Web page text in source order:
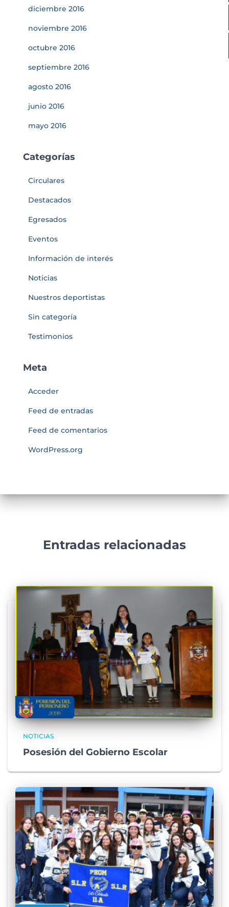
diciembre 2016
noviembre 2016
octubre 2016
septiembre 2016
agosto 2016
junio 2016
mayo 2016
Categorías
Circulares
Destacados
Egresados
Eventos
Información de interés
Noticias
Nuestros deportistas
Sin categoría
Testimonios
Meta
Acceder
Feed de entradas
Feed de comentarios
WordPress.org
Entradas relacionadas
NOTICIAS
Posesión del Gobierno Escolar